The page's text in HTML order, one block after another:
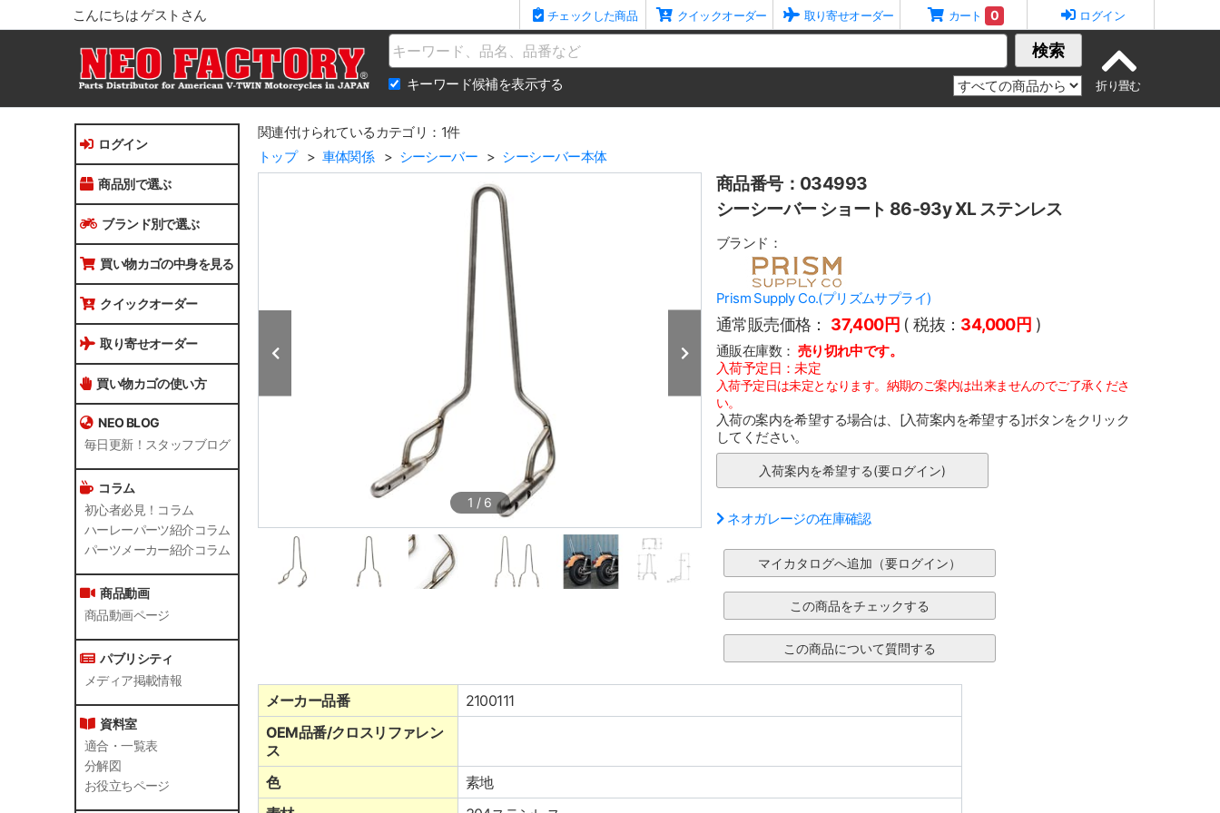
こんにちは ゲストさん チェックした商品 クイックオーダー 取り寄せオーダー カート 0 ログイン
Name 検索
キーワード候補を表示する
ログイン
商品別で選ぶ
ブランド別で選ぶ
買い物カゴの中身を見る
クイックオーダー
取り寄せオーダー
買い物カゴの使い方
NEO BLOG
毎日更新！スタッフブログ
コラム
初心者必見！コラム
ハーレーパーツ紹介コラム
パーツメーカー紹介コラム
商品動画
商品動画ページ
パブリシティ
メディア掲載情報
資料室
適合・一覧表
分解図
お役立ちページ
関連付けられているカテゴリ：1件
トップ
車体関係 シーシーバー シーシーバー本体
1 / 6
商品番号：034993
シーシーバー ショート 86-93y XL ステンレス
ブランド：
Prism Supply Co.(プリズムサプライ)
通常販売価格： 37,400円 ( 税抜： 34,000円 )
通販在庫数： 売り切れ中です。
入荷予定日：未定
入荷予定日は未定となります。納期のご案内は出来ませんのでご了承くださ
い。
入荷の案内を希望する場合は、[入荷案内を希望する]ボタンをクリック
してください。
ネオガレージの在庫確認
メーカー品番
2100111
OEM品番/クロスリファレン
ス
色
素地